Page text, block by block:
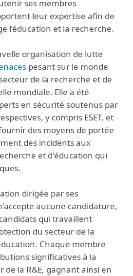
ses membres
leur expertise afin de
l’éducation et la recherche.
organisation de lutte
pesant sur le monde
de la recherche et de
mondiale. Elle a été
en sécurité soutenus par
y compris ESET, et
des moyens de portée
des incidents aux
et d'éducation qui
dirigée par ses
aucune candidature,
qui travaillent
du secteur de la
Chaque membre
significatives à la
de la R&E, gagnant ainsi en